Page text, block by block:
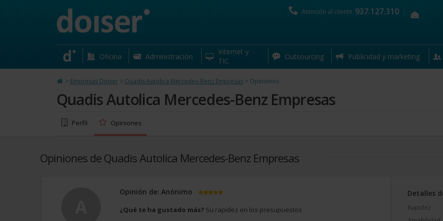
Atención al cliente 937.127.310
Quadis Autolica Mercedes-Benz Empresas
Carrer Comte D'Urgell 229-233 Barcelona
Oficina Administración
Internet y
TIC
Outsourcing Publicidad y marketing
> Empresas Doiser> Quadis Autolica Mercedes-Benz Empresas> Opiniones
Quadis Autolica Mercedes-Benz Empresas
Perfil Opiniones
Opiniones de Quadis Autolica Mercedes-Benz Empresas
Opinión de: Anónimo
¿Qué te ha gustado más? Su rapidez en los presupuestos
Detalles
Rapidez